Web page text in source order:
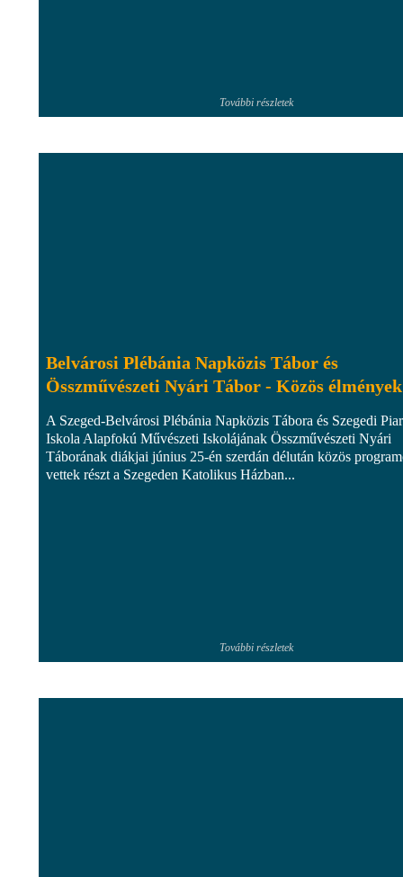
További részletek
Belvárosi Plébánia Napközis Tábor és
Összművészeti Nyári Tábor - Közös élmények
A Szeged-Belvárosi Plébánia Napközis Tábora és Szegedi
Iskola Alapfokú Művészeti Iskolájának Összművészeti Nyári
Táborának diákjai június 25-én szerdán délután közös
vettek részt a Szegeden Katolikus Házban...
További részletek